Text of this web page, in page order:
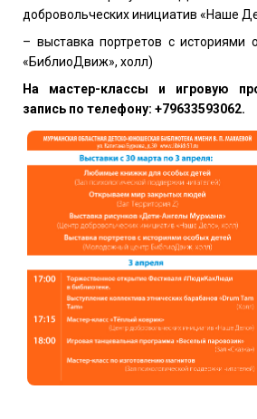
добровольческих инициатив «Наше
– выставка портретов с историями
«БиблиоДвиж», холл)
На мастер-классы и игровую
запись по телефону: +79633593062.